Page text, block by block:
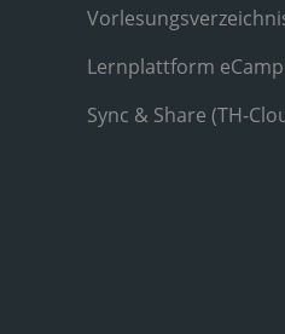
Lernplattform
Sync & Share (TH-